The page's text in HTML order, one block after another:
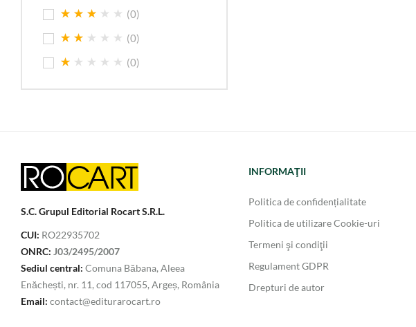
(0)
(0)
(0)
S.C. Grupul Editorial Rocart S.R.L.
CUI: RO22935702
ONRC: J03/2495/2007
Sediul central: Comuna Băbana, Aleea
Enăchești, nr. 11, cod 117055, Argeș, România
Email: contact@editurarocart.ro
INFORMAŢII
Politica de confidențialitate
Politica de utilizare Cookie-uri
Termeni şi condiţii
Regulament GDPR
Drepturi de autor